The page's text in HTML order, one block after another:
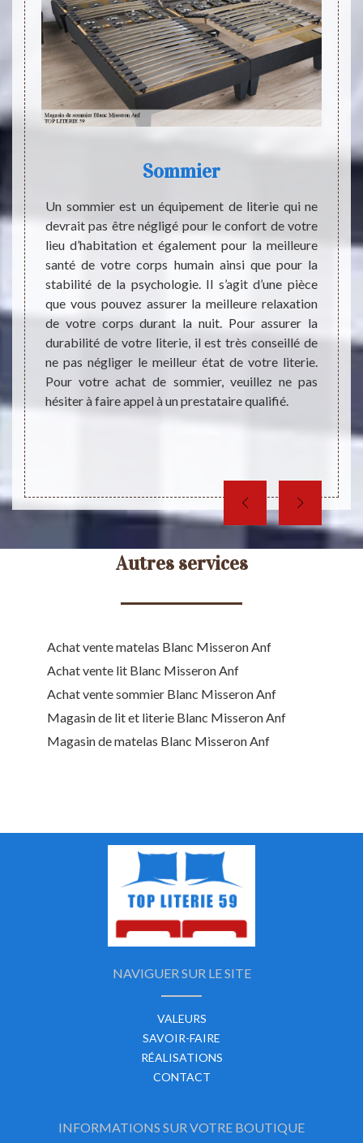
pas
une
de
nous
des
ce
Sommier
Un sommier est un équipement de literie qui ne
devrait pas être négligé pour le confort de votre
lieu d’habitation et également pour la meilleure
santé de votre corps humain ainsi que pour la
stabilité de la psychologie. Il s’agit d’une pièce
que vous pouvez assurer la meilleure relaxation
de votre corps durant la nuit. Pour assurer la
durabilité de votre literie, il est très conseillé de
ne pas négliger le meilleur état de votre literie.
Pour votre achat de sommier, veuillez ne pas
hésiter à faire appel à un prestataire qualifié.
Anf
un
vous
Autres services
Achat vente matelas Blanc Misseron Anf
Achat vente lit Blanc Misseron Anf
Achat vente sommier Blanc Misseron Anf
Magasin de lit et literie Blanc Misseron Anf
Magasin de matelas Blanc Misseron Anf
NAVIGUER SUR LE SITE
VALEURS
SAVOIR-FAIRE
RÉALISATIONS
CONTACT
INFORMATIONS SUR VOTRE BOUTIQUE